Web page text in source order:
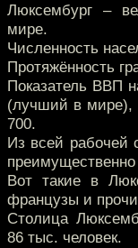
Люксембург –
мире.
Численность
Протяжённость
Показатель ВВП
(лучший в мире),
700.
Из всей рабочей
Вот такие в
французы и
Столица
86 тыс. человек.